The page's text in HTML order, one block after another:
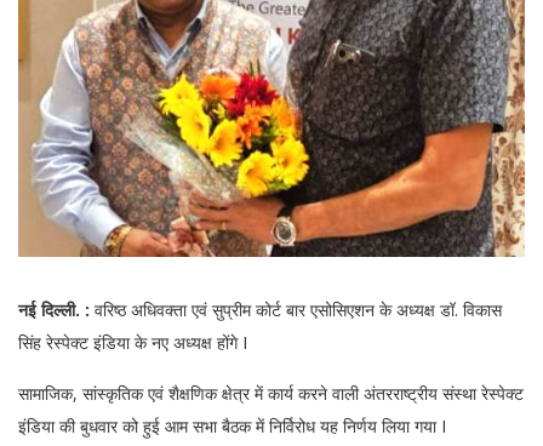
नई दिल्ली. : वरिष्ठ अधिवक्ता एवं सुप्रीम कोर्ट बार एसोसिएशन के अध्यक्ष डॉ. विकास
सिंह रेस्पेक्ट इंडिया के नए अध्यक्ष होंगे I
सामाजिक, सांस्कृतिक एवं शैक्षणिक क्षेत्र में कार्य करने वाली अंतरराष्ट्रीय संस्था रेस्पेक्ट
इंडिया की बुधवार को हुई आम सभा बैठक में निर्विरोध यह निर्णय लिया गया I